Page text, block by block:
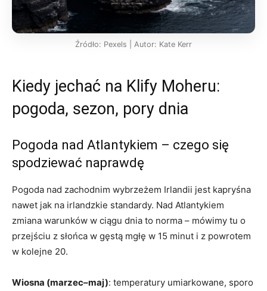
Źródło: Pexels | Autor: Kate Kerr
Kiedy jechać na Klify Moheru:
pogoda, sezon, pory dnia
Pogoda nad Atlantykiem – czego się
spodziewać naprawdę
Pogoda nad zachodnim wybrzeżem Irlandii jest kapryśna
nawet jak na irlandzkie standardy. Nad Atlantykiem
zmiana warunków w ciągu dnia to norma – mówimy tu o
przejściu z słońca w gęstą mgłę w 15 minut i z powrotem
w kolejne 20.
Wiosna (marzec–maj): temperatury umiarkowane, sporo